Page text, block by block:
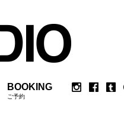
BOOKING
ご予約